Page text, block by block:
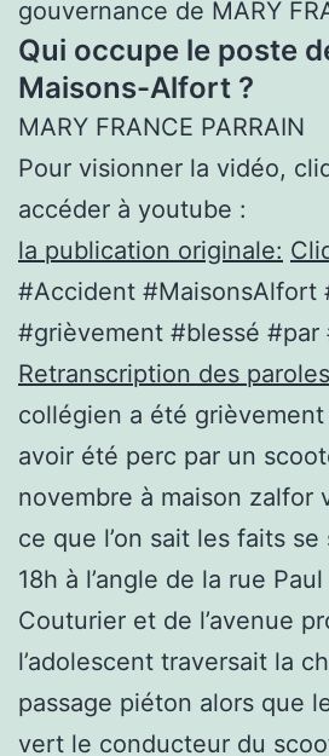
gouvernance de MARY
Qui occupe le poste
Maisons-Alfort ?
MARY FRANCE PARRAIN
Pour visionner la vidéo,
accéder à youtube :
la publication originale:
#Accident #MaisonsAlfort
#grièvement #blessé
Retranscription des
collégien a été
avoir été perc par un
novembre à maison zalfor
ce que l’on sait les faits
18h à l’angle de la rue
Couturier et de l’avenue
l’adolescent traversait la
passage piéton alors que
vert le conducteur du